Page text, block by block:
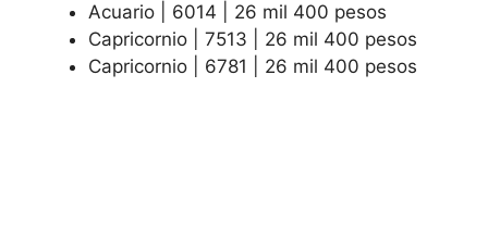
Acuario | 6014 | 26 mil 400 pesos
Capricornio | 7513 | 26 mil 400 pesos
Capricornio | 6781 | 26 mil 400 pesos